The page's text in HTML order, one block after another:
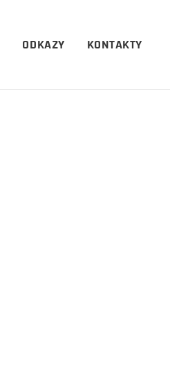
ODKAZY KONTAKTY